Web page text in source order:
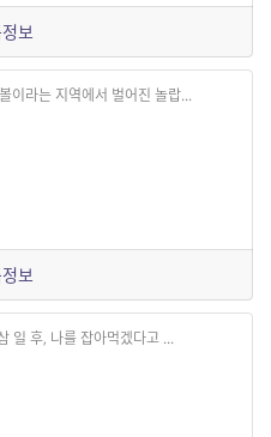
보
이라는 지역에서 벌어진 놀랍...
보
일 후, 나를 잡아먹겠다고 ...